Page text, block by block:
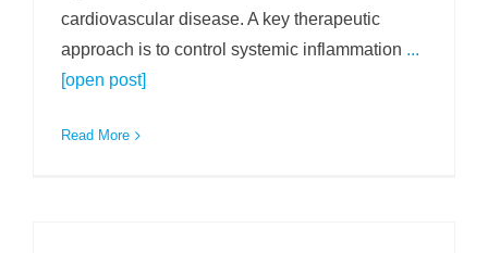
cardiovascular disease. A key therapeutic
approach is to control systemic inflammation ...
[open post]
Read More